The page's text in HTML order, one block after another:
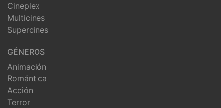
Cineplex
Multicines
Supercines
GÉNEROS
Animación
Romántica
Acción
Terror